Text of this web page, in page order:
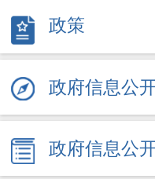
政策
政府信息公
政府信息公